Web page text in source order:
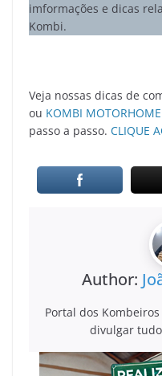
imformações e dicas
Kombi.
Veja nossas dicas de
ou KOMBI MOTORHOME
passo a passo. CLIQUE
Author:
Portal dos
divulgar